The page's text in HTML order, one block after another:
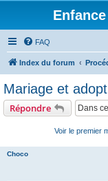
FAQ
Index du forum
Mariage et
Répondre
Voir le premier
Choco